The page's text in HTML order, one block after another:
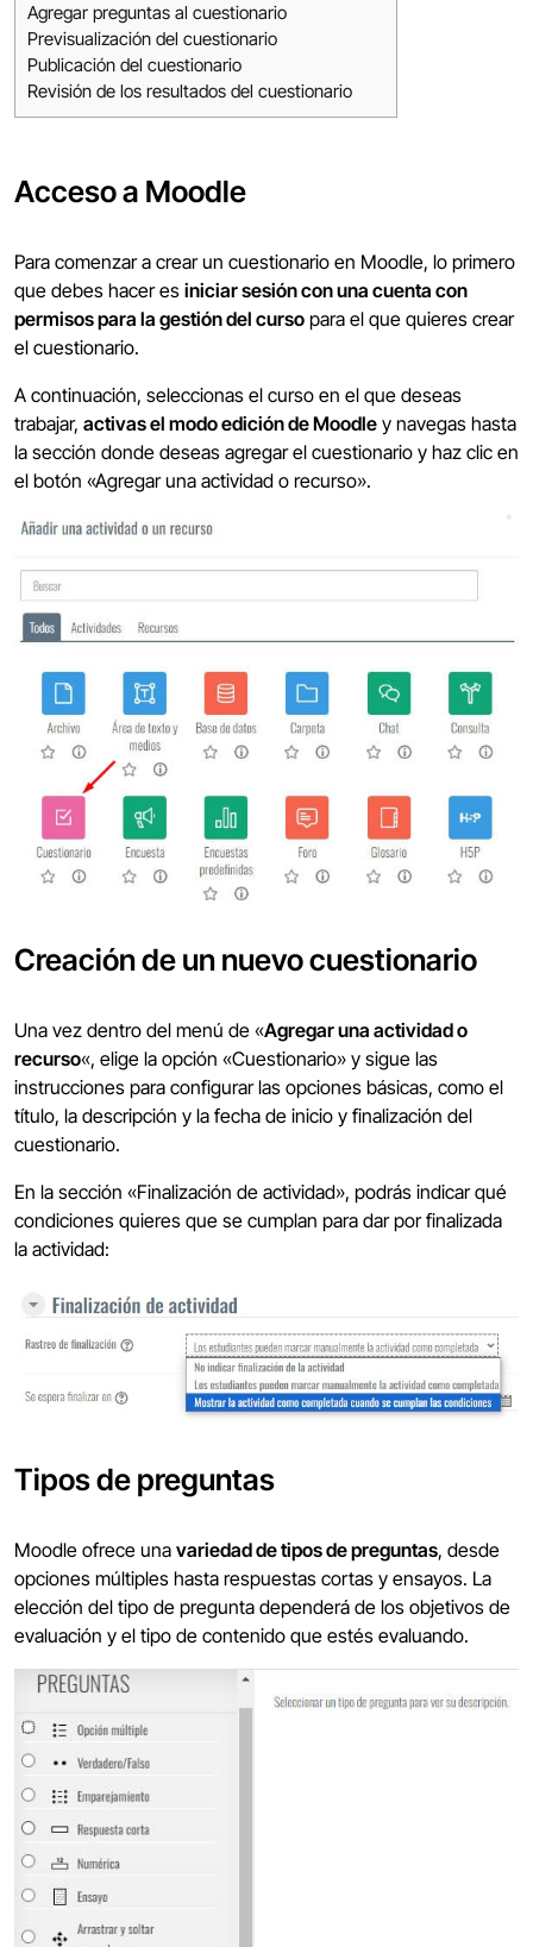
Agregar preguntas al cuestionario
Previsualización del cuestionario
Publicación del cuestionario
Revisión de los resultados del cuestionario
Acceso a Moodle
Para comenzar a crear un cuestionario en Moodle, lo primero
que debes hacer es iniciar sesión con una cuenta con
permisos para la gestión del curso para el que quieres crear
el cuestionario.
A continuación, seleccionas el curso en el que deseas
trabajar, activas el modo edición de Moodle y navegas hasta
la sección donde deseas agregar el cuestionario y haz clic en
el botón «Agregar una actividad o recurso».
Creación de un nuevo cuestionario
Una vez dentro del menú de «Agregar una actividad o
recurso«, elige la opción «Cuestionario» y sigue las
instrucciones para configurar las opciones básicas, como el
título, la descripción y la fecha de inicio y finalización del
cuestionario.
En la sección «Finalización de actividad», podrás indicar qué
condiciones quieres que se cumplan para dar por finalizada
la actividad:
Tipos de preguntas
Moodle ofrece una variedad de tipos de preguntas, desde
opciones múltiples hasta respuestas cortas y ensayos. La
elección del tipo de pregunta dependerá de los objetivos de
evaluación y el tipo de contenido que estés evaluando.